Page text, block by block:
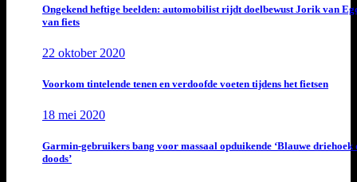
Ongekend heftige beelden: automobilist rijdt doelbewust Jorik van
van fiets
22 oktober 2020
Voorkom tintelende tenen en verdoofde voeten tijdens het fietsen
18 mei 2020
Garmin-gebruikers bang voor massaal opduikende ‘Blauwe driehoek
doods’